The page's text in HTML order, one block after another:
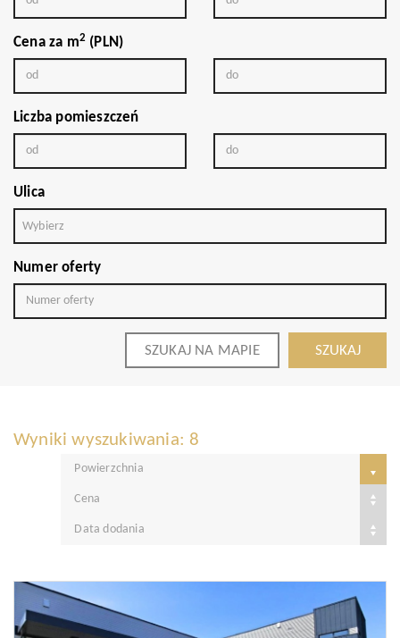
Cena za m2(PLN)
Liczba pomieszczeń
Ulica
Wybierz
Numer oferty
SZUKAJ NA MAPIE SZUKAJ
Wyniki wyszukiwania: 8
Powierzchnia
Cena
Data dodania